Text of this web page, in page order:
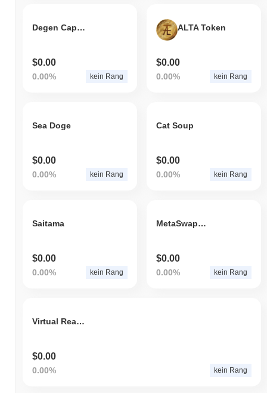
Degen Capital
$0.00
0.00% kein Rang
ALTA Token
$0.00
0.00% kein Rang
Sea Doge
$0.00
0.00% kein Rang
Cat Soup
$0.00
0.00% kein Rang
Saitama
$0.00
0.00% kein Rang
MetaSwapStar
$0.00
0.00% kein Rang
Virtual Realty
$0.00
0.00% kein Rang